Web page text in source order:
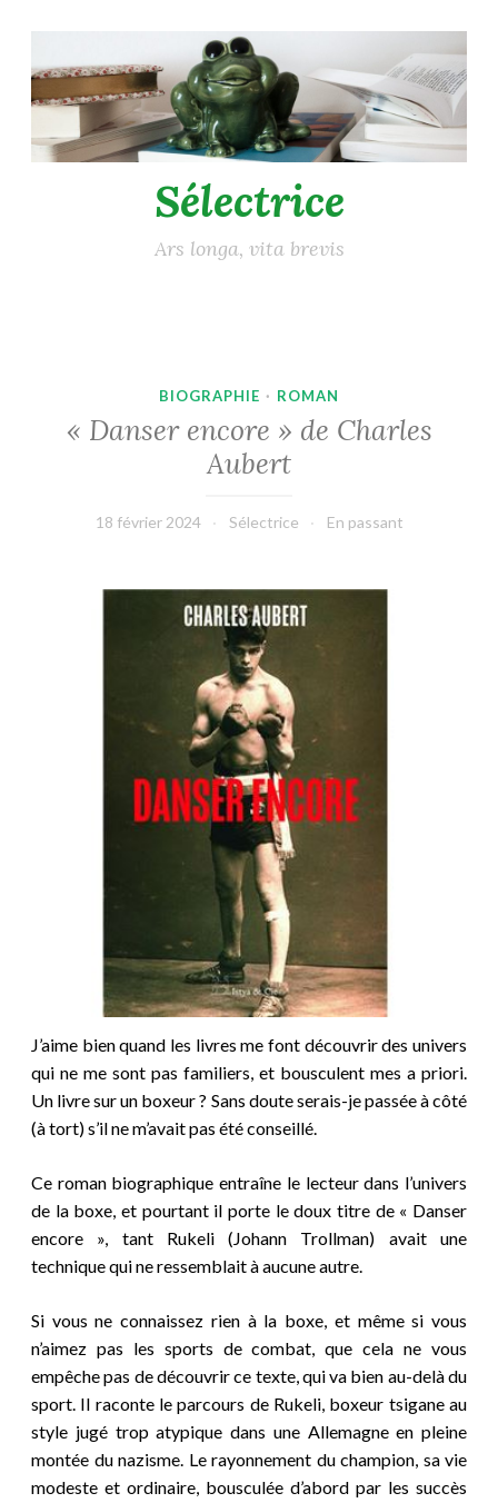
au
contenu
principal
Sélectrice
Ars longa, vita brevis
BIOGRAPHIE · ROMAN
« Danser encore » de Charles
Aubert
18 février 2024 Sélectrice En passant
J’aime bien quand les livres me font découvrirdes univers
qui ne me sont pas familiers, et bousculent mes a priori.
Un livre sur un boxeur ? Sans doute serais-je passée à côté
(à tort) s’il ne m’avait pas été conseillé.
Ce roman biographique entraîne le lecteur dans l’univers
de la boxe, et pourtant il porte le doux titre de « Danser
encore », tant Rukeli (Johann Trollman) avait une
technique qui ne ressemblait à aucune autre.
Si vous ne connaissez rien à la boxe, et même si vous
n’aimez pas les sports de combat, que cela ne vous
empêche pas de découvrir ce texte, qui va bien au-delà du
sport. Il raconte le parcours de Rukeli, boxeur tsigane au
style jugé trop atypique dans une Allemagne en pleine
montée du nazisme. Le rayonnement du champion, sa vie
modeste et ordinaire, bousculée d’abord par les succès